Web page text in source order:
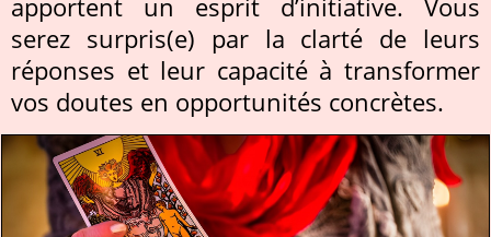
apportent un esprit d’initiative. Vous
serez surpris(e) par la clarté de leurs
réponses et leur capacité à transformer
vos doutes en opportunités concrètes.